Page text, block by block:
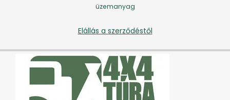
üzemanyag
Elállás a szerződéstől